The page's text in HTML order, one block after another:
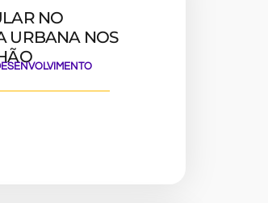
NO
URBANA NOS